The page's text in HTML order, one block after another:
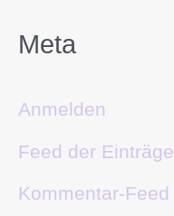
Meta
Anmelden
Feed der Einträge
Kommentar-Feed